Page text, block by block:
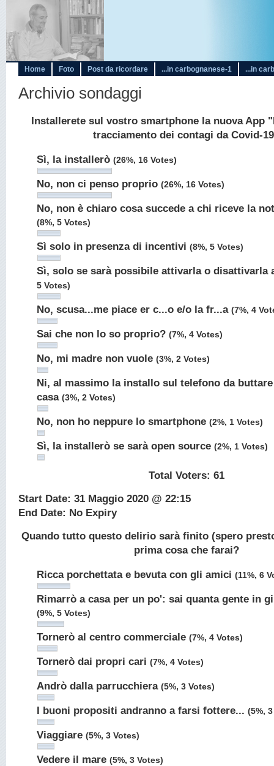
Home Foto Post da ricordare ...in carbognanese-1 ...in
Archivio sondaggi
Installerete sul vostro smartphone la nuova App
tracciamento dei contagi da Covid-
Sì, la installerò (26%, 16 Votes)
No, non ci penso proprio (26%, 16 Votes)
No, non è chiaro cosa succede a chi riceve la
(8%, 5 Votes)
Sì solo in presenza di incentivi (8%, 5 Votes)
Sì, solo se sarà possibile attivarla o disattivarla
5 Votes)
No, scusa...me piace er c...o e/o la fr...a (7%, 4
Sai che non lo so proprio? (7%, 4 Votes)
No, mi madre non vuole (3%, 2 Votes)
Ni, al massimo la installo sul telefono da
casa (3%, 2 Votes)
No, non ho neppure lo smartphone (2%, 1 Votes)
Sì, la installerò se sarà open source (2%, 1 Votes)
Total Voters: 61
Start Date: 31 Maggio 2020 @ 22:15
End Date: No Expiry
Quando tutto questo delirio sarà finito (spero
prima cosa che farai?
Ricca porchettata e bevuta con gli amici (11%, 6
Rimarrò a casa per un po': sai quanta gente in
(9%, 5 Votes)
Tornerò al centro commerciale (7%, 4 Votes)
Tornerò dai propri cari (7%, 4 Votes)
Andrò dalla parrucchiera (5%, 3 Votes)
I buoni propositi andranno a farsi fottere... (5%,
Viaggiare (5%, 3 Votes)
Vedere il mare (5%, 3 Votes)